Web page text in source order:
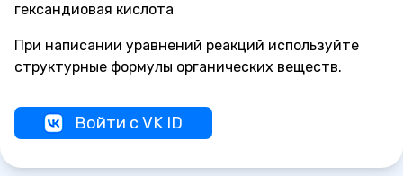
гександиовая кислота
При написании уравнений реакций используйте
структурные формулы органических веществ.
Войти с VK ID